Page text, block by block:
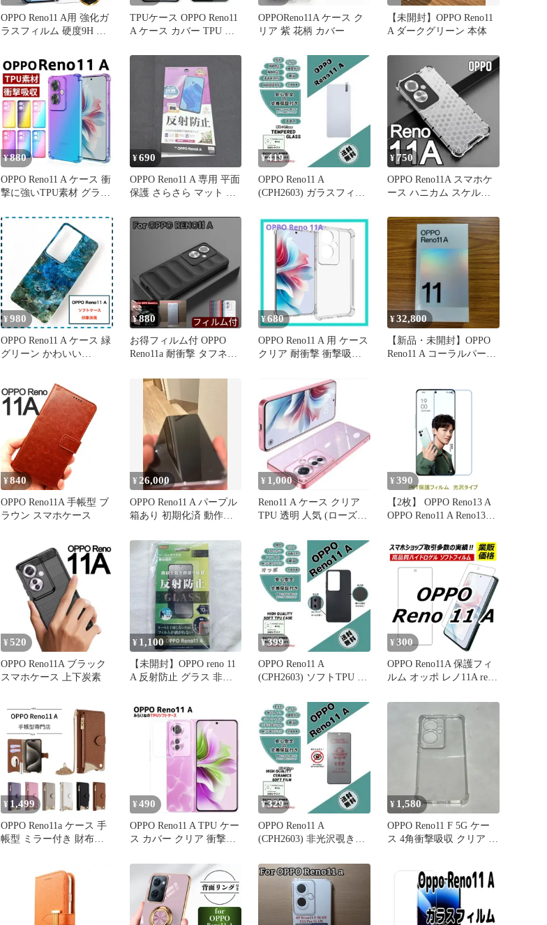
OPPO Reno11 A用 強化ガ
ラスフィルム 硬度9H 保
TPUケース OPPO Reno11
A ケース カバー TPU ス
Reno11A スマホケース オ
ッポ リノ11a ソフト スマ
ホカバー Reno 11A
A401OP CPH2603 SIMフ
OPPOReno11A ケース ク
リア 紫 花柄 カバー
【未開封】OPPO Reno11
A ダークグリーン 本体
¥880
OPPO Reno11 A ケース 衝
撃に強いTPU素材 グラデ
人気 背面カバー
opporeno11a ソフト TPU
バンパー フレキシブル
透明カバー オッポ リノ
11a スマホケース
¥690
OPPO Reno11 A 専用 平面
保護 さらさら マット 反
¥419
OPPO Reno11 A
(CPH2603) ガラスフィル
¥ 750
OPPO Reno11A スマホケ
ース ハニカム スケルト
¥980
OPPO Reno11 A ケース 緑
グリーン かわいい
¥880
お得フィルム付 OPPO
Reno11a 耐衝撃 タフネス
¥680
OPPO Reno11 A 用 ケース
クリア 耐衝撃 衝撃吸収
¥32,800
【新品・未開封】OPPO
Reno11 A コーラルパープ
¥840
OPPO Reno11A 手帳型 ブ
ラウン スマホケース
¥26,000
OPPO Reno11 A パープル
箱あり 初期化済 動作確
¥ 1,000
Reno11 A ケース クリア
TPU 透明 人気 (ローズゴ
¥ 390
【2枚】 OPPO Reno13 A
OPPO Reno11 A Reno13F
バイル 【PET素材】 液晶
保護フィルム 高光沢 ク
リア F159
¥ 520
OPPO Reno11A ブラック
スマホケース 上下炭素
¥ 1,100
【未開封】OPPO reno 11
A 反射防止 グラス 非光
¥399
OPPO Reno11 A
(CPH2603) ソフトTPU 黒
¥ 300
OPPO Reno11A 保護フィ
ルム オッポ レノ11A reno
ル
¥ 1,499
OPPO Reno11a ケース 手
帳型 ミラー付き 財布型
納 小銭入れ スマホケー
ス レディース向け
opporeno11a 多機能 PYW-
¥ 490
OPPO Reno11 A TPU ケー
ス カバー クリア 衝撃吸
バーケース シリコンケー
ス スマホケース ソフト
ケース
¥329
OPPO Reno11 A
(CPH2603) 非光沢覗き見
¥ 1,580
OPPO Reno11 F 5G ケー
ス 4角衝撃吸収 クリア 耐